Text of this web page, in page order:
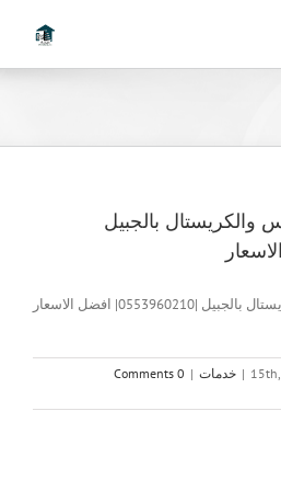
بالجبيل
شركة جلي رخام بالماس والكريستال بالجبيل |0553960210| افضل الاسعار
| خدمات |
0 Comments